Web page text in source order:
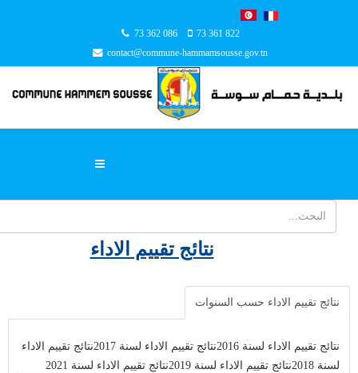
73 362 086
73 361 822
contact@commune-hammamsousse.gov.tn
نتائج تقييم الاداء
نتائج تقييم الاداء حسب السنوات
نتائج تقييم الاداء لسنة 2016 نتائج تقييم الاداء لسنة 2017
نتائج تقييم الاداء
لسنة 2018
نتائج تقييم الاداء لسنة 2019 نتائج تقييم الاداء لسنة 2021